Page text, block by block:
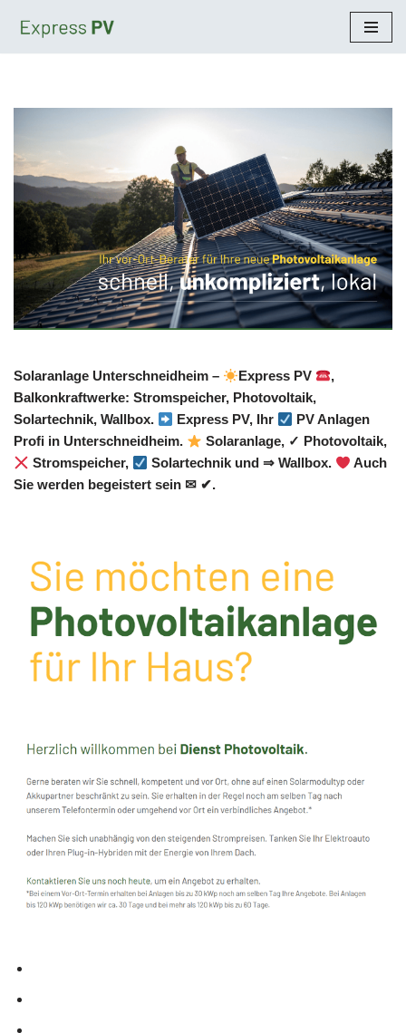
Solaranlage Unterschneidheim – Express PV
,
Balkonkraftwerke: Stromspeicher, Photovoltaik,
Solartechnik, Wallbox.
Express PV, Ihr
PV Anlagen
Profi in Unterschneidheim.
Solaranlage, ✓ Photovoltaik,
Stromspeicher,
Solartechnik und ⇒ Wallbox.
Auch
Sie werden begeistert sein ✉ ✔.